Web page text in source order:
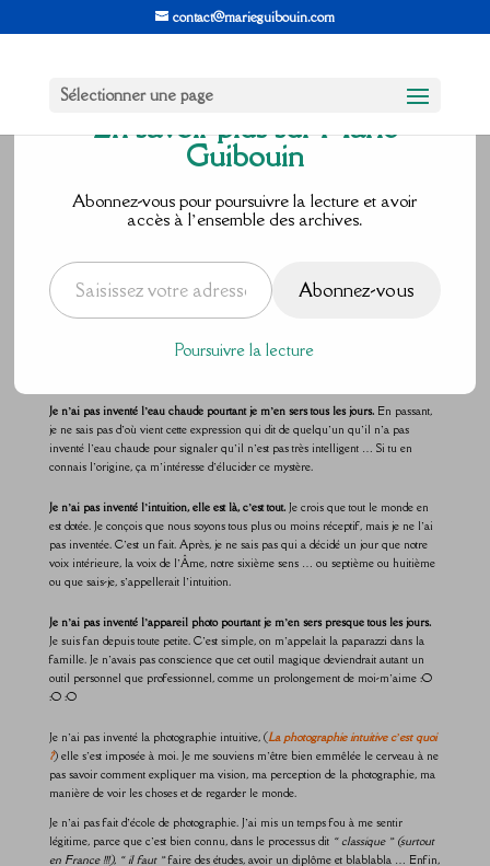
contact@marieguibouin.com
Sélectionner une page
Je n’ai rien
inventé
Marie Guibouin Mai 20, 2017 |
Je n’ai pas inventé l’eau chaude pourtant je m’en sers tous les jours.En passant,
je ne sais pas d’où vient cette expression qui dit de quelqu’un qu’il n’a pas
inventé l’eau chaude pour signaler qu’il n’est pas très intelligent … Si tu en
connais l’origine, ça m’intéresse d’élucider ce mystère.
Je n’ai pas inventé l’intuition, elle est là, c’est tout.Je crois que tout le monde en
est dotée. Je conçois que nous soyons tous plus ou moins réceptif, mais je ne l’ai
pas inventée. C’est un fait. Après, je ne sais pas qui a décidé un jour que notre
voix intérieure, la voix de l’Âme, notre sixième sens … ou septième ou huitième
ou que sais-je, s’appellerait l’intuition.
Je n’ai pas inventé l’appareil photo pourtant je m’en sers presque tous les jours.
Je suis fan depuis toute petite. C’est simple, on m’appelait la paparazzi dans la
famille. Je n’avais pas conscience que cet outil magique deviendrait autant un
outil personnel que professionnel, comme un prolongement de moi-m’aime :O
:O :O
Je n’ai pas inventé la photographie intuitive, (La photographie intuitive c’est quoi
?) elle s’est imposée à moi. Je me souviens m’être bien emmêlée le cerveau à ne
pas savoir comment expliquer ma vision, ma perception de la photographie, ma
manière de voir les choses et de regarder le monde.
Je n’ai pas fait d’école de photographie. J’ai mis un temps fou à me sentir
légitime, parce que c’est bien connu, dans le processus dit « classique » (surtout
en France !!!), « il faut »faire des études, avoir un diplôme et blablabla … Enfin,
En savoir plus sur Marie
Guibouin
Abonnez-vous pour poursuivre la lecture et avoir
accès à l’ensemble des archives.
Saisissez votre adresse e-mail…
Abonnez-vous
Poursuivre la lecture